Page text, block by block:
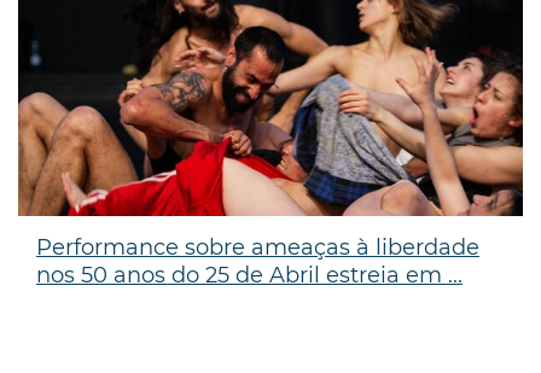
Performance sobre ameaças à liberdade
nos 50 anos do 25 de Abril estreia em ...